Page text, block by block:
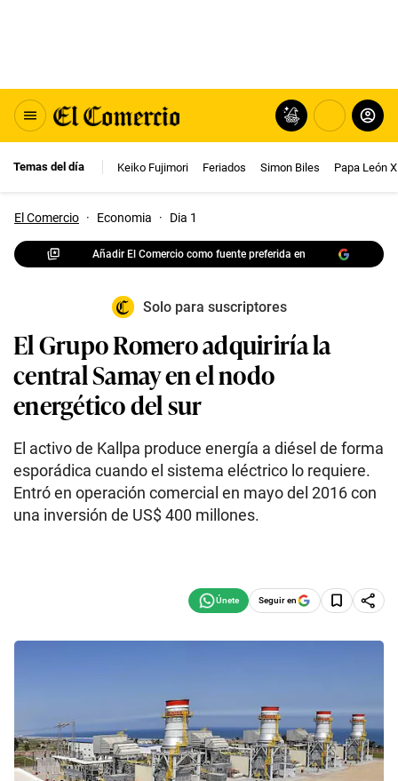
Temas del día Keiko Fujimori Feriados Simon Biles Papa León
El Comercio · Economia · Dia 1
Añadir El Comercio como fuente preferida en
Solo para suscriptores
El Grupo Romero adquiriría la
central Samay en el nodo
energético del sur
El activo de Kallpa produce energía a diésel de forma
esporádica cuando el sistema eléctrico lo requiere.
Entró en operación comercial en mayo del 2016 con
una inversión de US$ 400 millones.
Seguir en